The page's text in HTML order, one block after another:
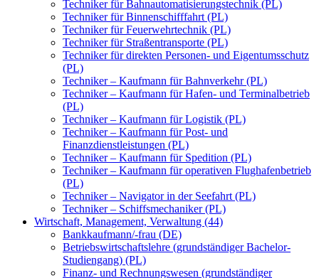
Techniker für Bahnautomatisierungstechnik (PL)
Techniker für Binnenschifffahrt (PL)
Techniker für Feuerwehrtechnik (PL)
Techniker für Straßentransporte (PL)
Techniker für direkten Personen- und Eigentumsschutz
(PL)
Techniker – Kaufmann für Bahnverkehr (PL)
Techniker – Kaufmann für Hafen- und Terminalbetrieb
(PL)
Techniker – Kaufmann für Logistik (PL)
Techniker – Kaufmann für Post- und
Finanzdienstleistungen (PL)
Techniker – Kaufmann für Spedition (PL)
Techniker – Kaufmann für operativen Flughafenbetrieb
(PL)
Techniker – Navigator in der Seefahrt (PL)
Techniker – Schiffsmechaniker (PL)
Wirtschaft, Management, Verwaltung (44)
Bankkaufmann/-frau (DE)
Betriebswirtschaftslehre (grundständiger Bachelor-
Studiengang) (PL)
Finanz- und Rechnungswesen (grundständiger